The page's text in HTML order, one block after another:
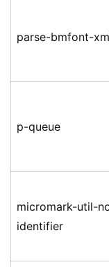
parse-bmfont-
p-queue
micromark-util-
identifier